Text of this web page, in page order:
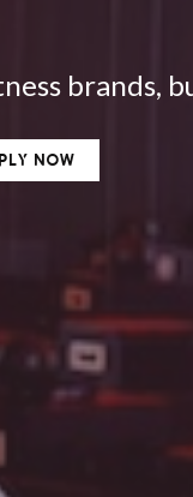
brands,
NOW